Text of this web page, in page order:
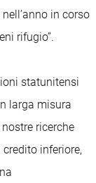
in corso
rifugio”.
statunitensi
larga misura
ricerche
inferiore,